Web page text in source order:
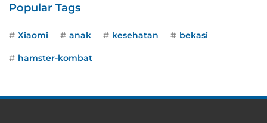
Popular Tags
Xiaomi anak kesehatan bekasi
hamster-kombat